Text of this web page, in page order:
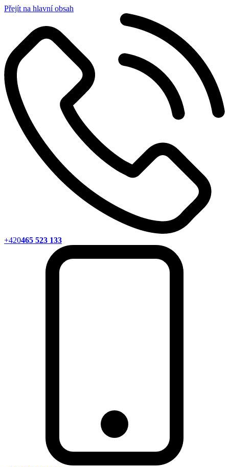
Přejít na hlavní obsah
+420465 523 133